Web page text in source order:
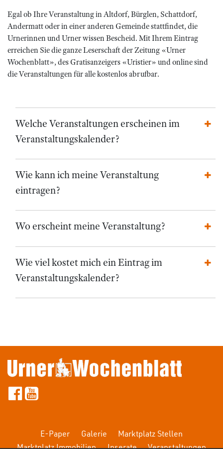
Egal ob Ihre Veranstaltung in Altdorf, Bürglen, Schattdorf,
Andermatt oder in einer anderen Gemeinde stattfindet, die
Urnerinnen und Urner wissen Bescheid. Mit Ihrem Eintrag
erreichen Sie die ganze Leserschaft der Zeitung «Urner
Wochenblatt», des Gratisanzeigers «Uristier» und online sind
die Veranstaltungen für alle kostenlos abrufbar.
Welche Veranstaltungen erscheinen im
Veranstaltungskalender?
Wie kann ich meine Veranstaltung
eintragen?
Wo erscheint meine Veranstaltung?
Wie viel kostet mich ein Eintrag im
Veranstaltungskalender?
E-Paper Galerie
Marktplatz Stellen
Marktplatz Immobilien
Inserate Veranstaltungen